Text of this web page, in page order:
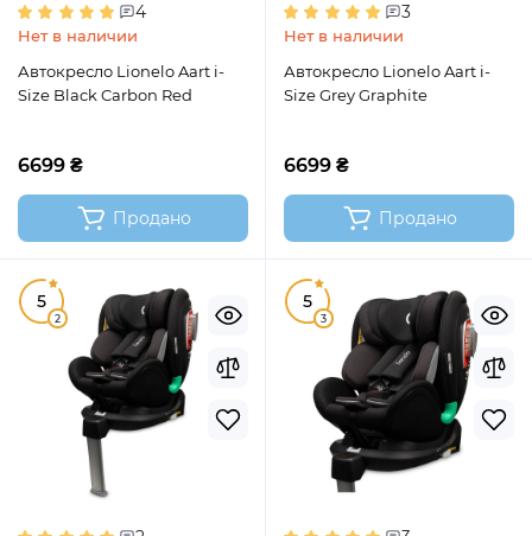
4
Нет в наличии
Автокресло Lionelo Aart i-
Size Black Carbon Red
6699 ₴
Продано
3
Нет в наличии
Автокресло Lionelo Aart i-
Size Grey Graphite
6699 ₴
Продано
5
2
5
3